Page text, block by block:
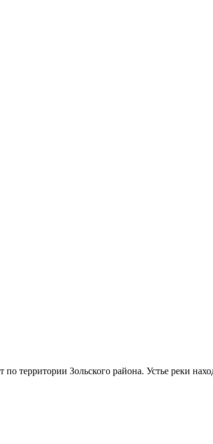
территории Зольского района. Устье реки